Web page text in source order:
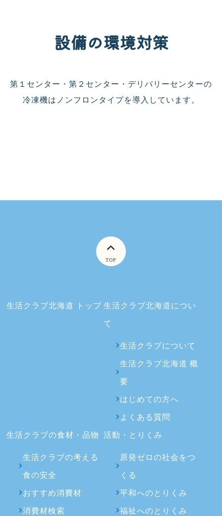
設備の環境対策
第１センター・第２センター・デリバリーセンターの
冷凍機はノンフロンタイプを導入しています。
TOP
生活クラブ北海道 トップ 生活クラブ北海道につい
て
生活クラブについて
生活クラブ北海道 概
要
はじめての方へ
よくある質問
生活クラブの食材・品物
生活クラブの考える
食の安全
おすすめ消費材
消費材検索
活動・とりくみ
原発ゼロの社会をつ
くる
平和へのとりくみ
福祉へのとりくみ